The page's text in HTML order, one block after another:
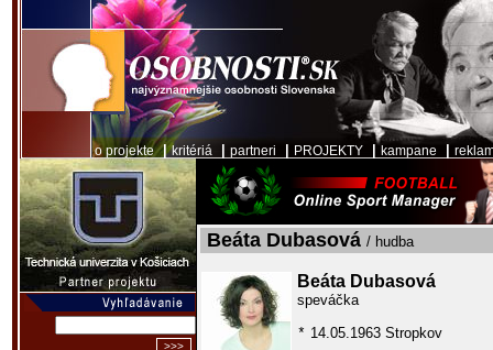
o projekte|kritériá partneri PROJEKTY kampane
Beáta Dubasová / hudba
Beáta Dubasová
speváčka
* 14.05.1963 Stropkov